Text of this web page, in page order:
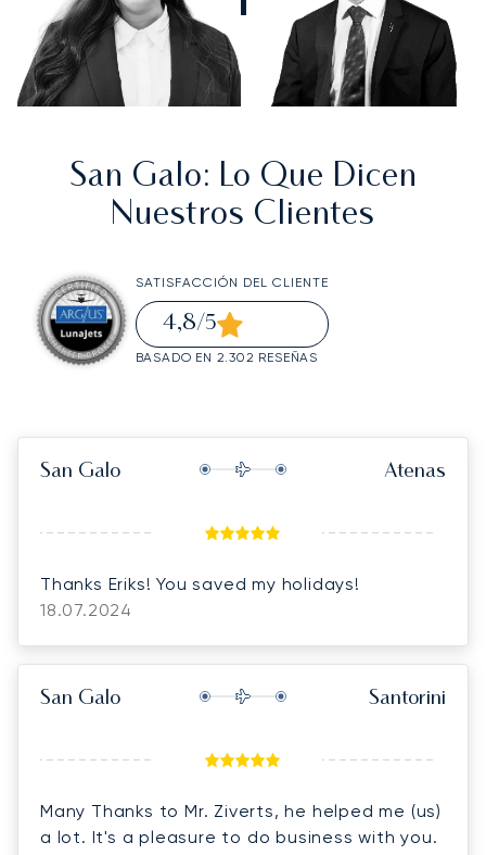
San Galo: Lo Que Dicen
Nuestros Clientes
SATISFACCIÓN DEL CLIENTE
4,8/5
BASADO EN 2.302 RESEÑAS
San Galo Atenas
Thanks Eriks! You saved my holidays!
18.07.2024
San Galo Santorini
Many Thanks to Mr. Ziverts, he helped me (us)
a lot. It's a pleasure to do business with you.